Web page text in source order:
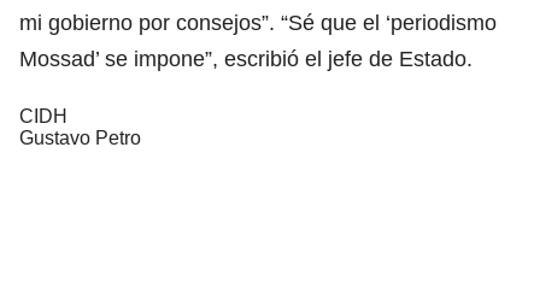
mi gobierno por consejos”. “Sé que el ‘periodismo
Mossad’ se impone”, escribió el jefe de Estado.
CIDH
Gustavo Petro